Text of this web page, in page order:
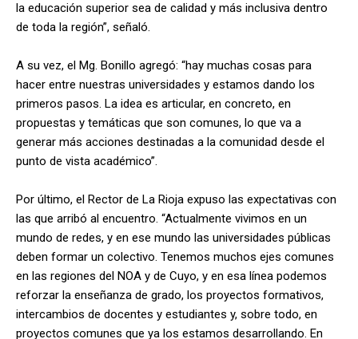
la educación superior sea de calidad y más inclusiva dentro
de toda la región”, señaló.
A su vez, el Mg. Bonillo agregó: “hay muchas cosas para
hacer entre nuestras universidades y estamos dando los
primeros pasos. La idea es articular, en concreto, en
propuestas y temáticas que son comunes, lo que va a
generar más acciones destinadas a la comunidad desde el
punto de vista académico”.
Por último, el Rector de La Rioja expuso las expectativas con
las que arribó al encuentro. “Actualmente vivimos en un
mundo de redes, y en ese mundo las universidades públicas
deben formar un colectivo. Tenemos muchos ejes comunes
en las regiones del NOA y de Cuyo, y en esa línea podemos
reforzar la enseñanza de grado, los proyectos formativos,
intercambios de docentes y estudiantes y, sobre todo, en
proyectos comunes que ya los estamos desarrollando. En